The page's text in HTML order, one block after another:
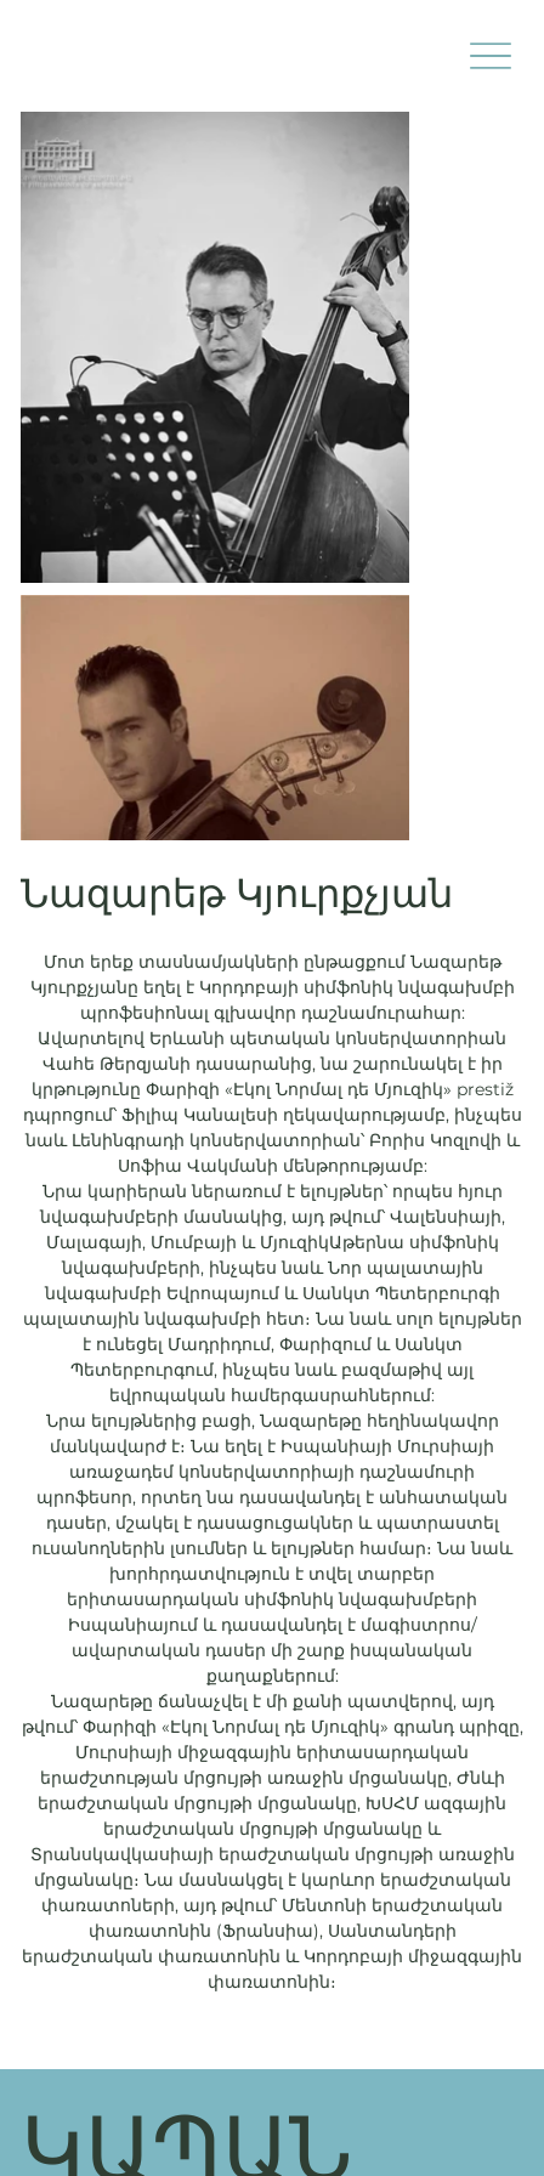
Նազարեթ Կյուրքչյան
Մոտ երեք տասնամյակների ընթացքում Նազարեթ
Կյուրքչյանը եղել է Կորդոբայի սիմֆոնիկ նվագախմբի
պրոֆեսիոնալ գլխավոր դաշնամուրահար:
Ավարտելով Երևանի պետական կոնսերվատորիան
Վահե Թերզյանի դասարանից, նա շարունակել է իր
կրթությունը Փարիզի «Էկոլ Նորմալ դե Մյուզիկ» prestiž
դպրոցում՝ Ֆիլիպ Կանալեսի ղեկավարությամբ, ինչպես
նաև Լենինգրադի կոնսերվատորիան՝ Բորիս Կոզլովի և
Սոֆիա Վակմանի մենթորությամբ:
Նրա կարիերան ներառում է ելույթներ՝ որպես հյուր
նվագախմբերի մասնակից, այդ թվում՝ Վալենսիայի,
Մալագայի, Մումբայի և ՄյուզիկԱթերնա սիմֆոնիկ
նվագախմբերի, ինչպես նաև Նոր պալատային
նվագախմբի Եվրոպայում և Սանկտ Պետերբուրգի
պալատային նվագախմբի հետ։ Նա նաև սոլո ելույթներ
է ունեցել Մադրիդում, Փարիզում և Սանկտ
Պետերբուրգում, ինչպես նաև բազմաթիվ այլ
եվրոպական համերգասրահներում:
Նրա ելույթներից բացի, Նազարեթը հեղինակավոր
մանկավարժ է։ Նա եղել է Իսպանիայի Մուրսիայի
առաջադեմ կոնսերվատորիայի դաշնամուրի
պրոֆեսոր, որտեղ նա դասավանդել է անհատական
դասեր, մշակել է դասացուցակներ և պատրաստել
ուսանողներին լսումներ և ելույթներ համար։ Նա նաև
խորհրդատվություն է տվել տարբեր
երիտասարդական սիմֆոնիկ նվագախմբերի
Իսպանիայում և դասավանդել է մագիստրոս/
ավարտական դասեր մի շարք իսպանական
քաղաքներում:
Նազարեթը ճանաչվել է մի քանի պատվերով, այդ
թվում՝ Փարիզի «Էկոլ Նորմալ դե Մյուզիկ» գրանդ պրիզը,
Մուրսիայի միջազգային երիտասարդական
երաժշտության մրցույթի առաջին մրցանակը, Ժնևի
երաժշտական մրցույթի մրցանակը, ԽՍՀՄ ազգային
երաժշտական մրցույթի մրցանակը և
Տրանսկավկասիայի երաժշտական մրցույթի առաջին
մրցանակը։ Նա մասնակցել է կարևոր երաժշտական
փառատոների, այդ թվում՝ Մենտոնի երաժշտական
փառատոնին (Ֆրանսիա), Սանտանդերի
երաժշտական փառատոնին և Կորդոբայի միջազգային
փառատոնին։
ԿԱՊԱՆ